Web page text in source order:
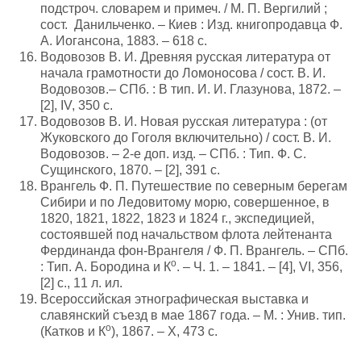
подстроч. словарем и примеч. / М. П. Вергилий ;
сост. Данильченко. – Киев : Изд. книгопродавца Ф.
А. Иогансона, 1883. – 618 с.
Водовозов В. И. Древняя русская литература от
начала грамотности до Ломоносова / сост. В. И.
Водовозов.– СПб. : В тип. И. И. Глазунова, 1872. –
[2], IV, 350 с.
Водовозов В. И. Новая русская литература : (от
Жуковского до Гоголя включительно) / сост. В. И.
Водовозов. – 2-е доп. изд. – СПб. : Тип. Ф. С.
Сущинского, 1870. – [2], 391 с.
Врангель Ф. П. Путешествие по северным берегам
Сибири и по Ледовитому морю, совершенное, в
1820, 1821, 1822, 1823 и 1824 г., экспедицией,
состоявшей под начальством флота лейтенанта
Фердинанда фон-Врангеля / Ф. П. Врангель. – СПб.
: Тип. А. Бородина и Ко. – Ч. 1. – 1841. – [4], VI, 356,
[2] с., 11 л. ил.
Всероссийская этнографическая выставка и
славянский съезд в мае 1867 года. – М. : Унив. тип.
(Катков и Ко), 1867. – X, 473 с.